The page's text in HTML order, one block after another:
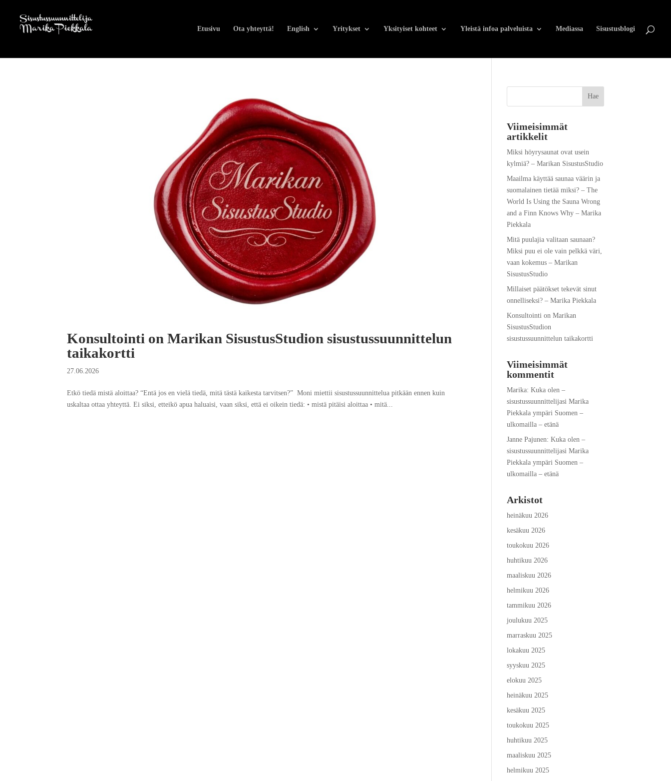
Etusivu Ota yhteyttä! English Yritykset Yksityiset kohteet Yleistä infoa palveluista Mediassa Sisustusblogi
Konsultointi on Marikan SisustusStudion sisustussuunnittelun
taikakortti
27.06.2026
Etkö tiedä mistä aloittaa? “Entä jos en vielä tiedä, mitä tästä kaikesta tarvitsen?” Moni miettii sisustussuunnittelua pitkään ennen kuin
uskaltaa ottaa yhteyttä. Ei siksi, etteikö apua haluaisi, vaan siksi, että ei oikein tiedä: • mistä pitäisi aloittaa • mitä...
Viimeisimmät
artikkelit
Miksi höyrysaunat ovat usein
kylmiä? – Marikan SisustusStudio
Maailma käyttää saunaa väärin ja
suomalainen tietää miksi? – The
World Is Using the Sauna Wrong
and a Finn Knows Why – Marika
Piekkala
Mitä puulajia valitaan saunaan?
Miksi puu ei ole vain pelkkä väri,
vaan kokemus – Marikan
SisustusStudio
Millaiset päätökset tekevät sinut
onnelliseksi? – Marika Piekkala
Konsultointi on Marikan
SisustusStudion
sisustussuunnittelun taikakortti
Viimeisimmät
kommentit
Marika:Kuka olen –
sisustussuunnittelijasi Marika
Piekkala ympäri Suomen –
ulkomailla – etänä
Janne Pajunen:Kuka olen –
sisustussuunnittelijasi Marika
Piekkala ympäri Suomen –
ulkomailla – etänä
Arkistot
heinäkuu 2026
kesäkuu 2026
toukokuu 2026
huhtikuu 2026
maaliskuu 2026
helmikuu 2026
tammikuu 2026
joulukuu 2025
marraskuu 2025
lokakuu 2025
syyskuu 2025
elokuu 2025
heinäkuu 2025
kesäkuu 2025
toukokuu 2025
huhtikuu 2025
maaliskuu 2025
helmikuu 2025